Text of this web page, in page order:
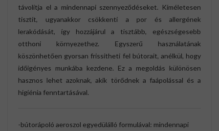
távolítja el a mindennapi szennyeződéseket. Kíméletesen
tisztít, ugyanakkor csökkenti a por és allergének
lerakódását, így hozzájárul a tisztább, egészségesebb
otthoni környezethez. Egyszerű használatának
köszönhetően gyorsan frissítheti fel bútorait, anélkül, hogy
időigényes munkába kezdene. Ez a megoldás különösen
hasznos lehet azoknak, akik törődnek a faápolással és a
higiénia fenntartásával.
-bútorápoló aeroszol egyedülálló formulával: mindennapi